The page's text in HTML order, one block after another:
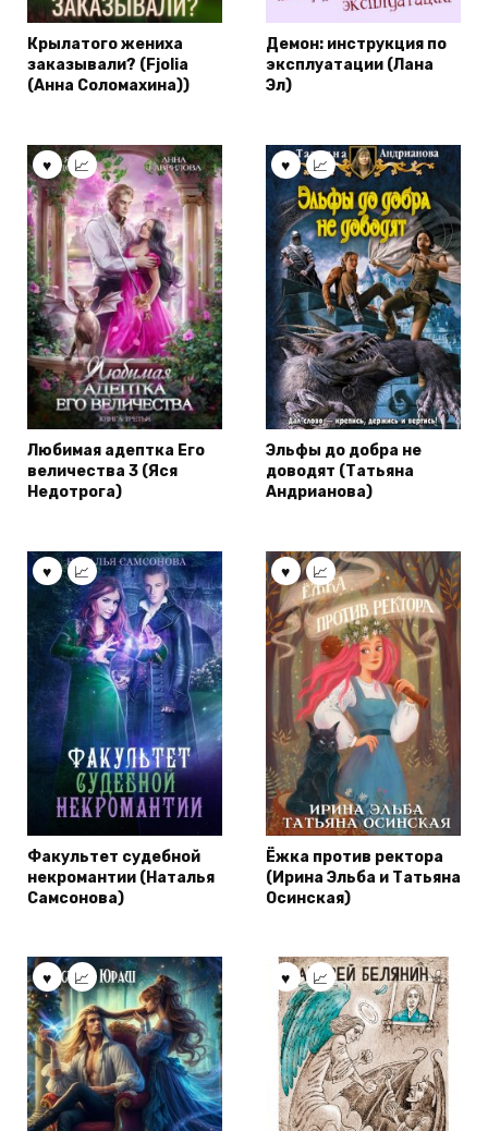
Крылатого жениха
заказывали? (Fjolia
(Анна Соломахина))
Демон: инструкция по
эксплуатации (Лана
Эл)
Любимая адептка Его
величества 3 (Яся
Недотрога)
Эльфы до добра не
доводят (Татьяна
Андрианова)
Факультет судебной
некромантии (Наталья
Самсонова)
Ёжка против ректора
(Ирина Эльба и Татьяна
Осинская)